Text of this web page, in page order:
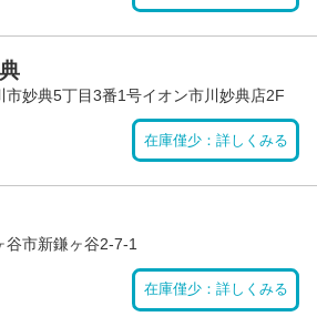
妙典5丁目3番1号イオン市川妙典店2F
在庫僅少：詳しくみる
市新鎌ヶ谷2-7-1
在庫僅少：詳しくみる